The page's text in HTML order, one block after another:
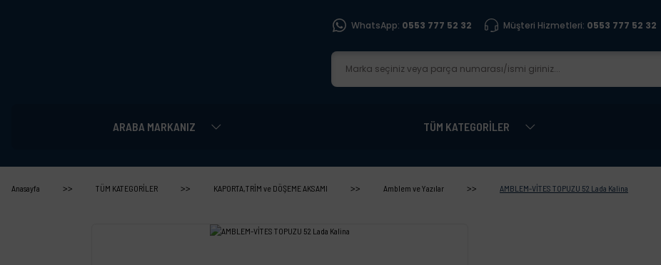
WhatsApp: 0553 777 52 32 Müşteri Hizmetleri: 0553 777 52 32
ARABA MARKANIZ TÜM KATEGORİLER
Anasayfa TÜM KATEGORİLER KAPORTA,TRİM ve DÖŞEME AKSAMI Amblem ve Yazılar AMBLEM-VİTES TOPUZU 52 Lada Kalina